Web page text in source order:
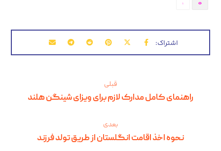
1
قبلی
راهنمای کامل مدارک لازم برای ویزای شینگن هلند
بعدی
نحوه اخذ اقامت انگلستان از طریق تولد فرزند